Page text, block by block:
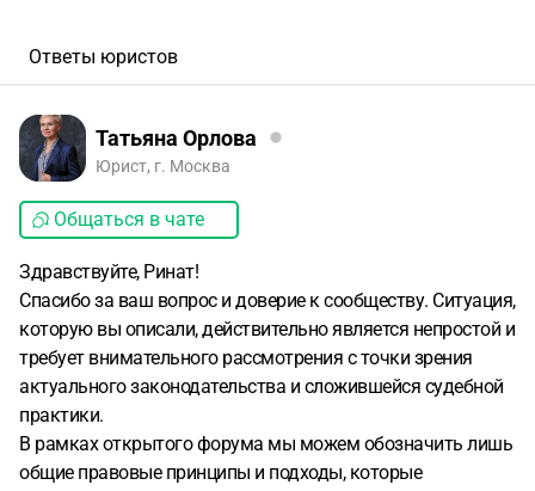
Ответы юристов
Татьяна Орлова
Юрист, г. Москва
Общаться в чате
Здравствуйте, Ринат!
Спасибо за ваш вопрос и доверие к сообществу. Ситуация,
которую вы описали, действительно является непростой и
требует внимательного рассмотрения с точки зрения
актуального законодательства и сложившейся судебной
практики.
В рамках открытого форума мы можем обозначить лишь
общие правовые принципы и подходы, которые